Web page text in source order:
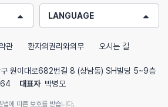
LANGUAGE
관 환자의권리와의무 오시는 길
원이대로682번길 8 (상남동) SH빌딩 5~9층
대표자 박병모
에 따른 보호를 받습니다.